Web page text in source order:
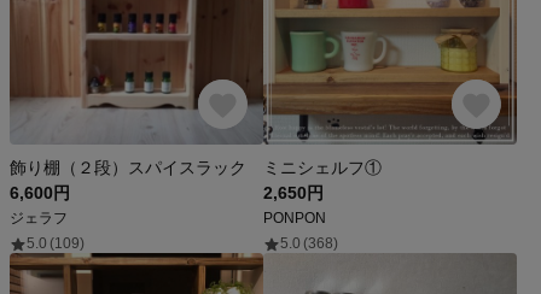
飾り棚（２段）スパイスラック
6,600円
ジェラフ
5.0 (109)
ミニシェルフ①
2,650円
PONPON
5.0 (368)